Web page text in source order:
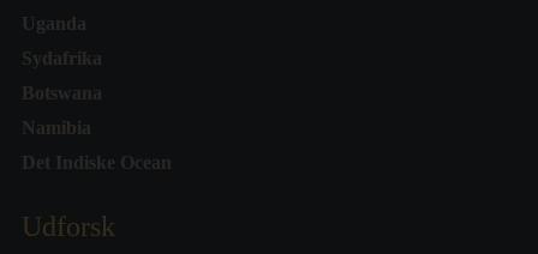
Uganda
Sydafrika
Botswana
Namibia
Det Indiske Ocean
Udforsk